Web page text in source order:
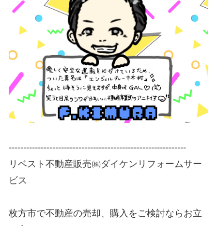
-------------------------------------------------------------
リベスト不動産販売㈱ダイケンリフォームサー
ビス
枚方市で不動産の売却、購入をご検討ならお立